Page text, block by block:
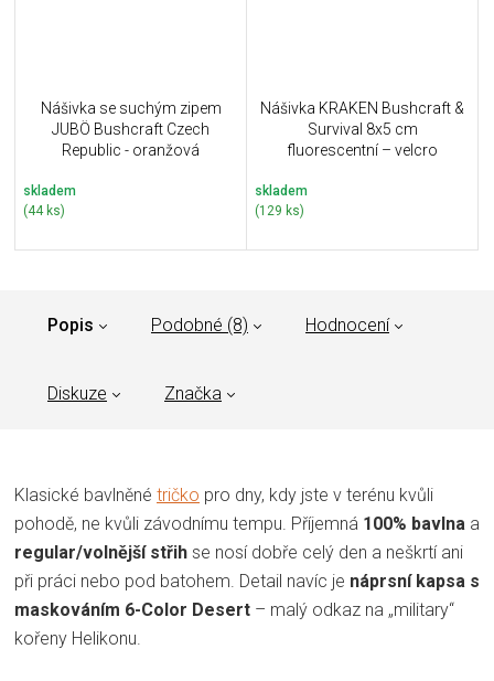
Nášivka se suchým zipem
JUBÖ Bushcraft Czech
Republic - oranžová
skladem
(44 ks)
Nášivka KRAKEN Bushcraft &
Survival 8x5 cm
fluorescentní – velcro
skladem
(129 ks)
Popis Podobné (8) Hodnocení
Diskuze Značka
Klasické bavlněné tričko pro dny, kdy jste v terénu kvůli
pohodě, ne kvůli závodnímu tempu. Příjemná 100% bavlna a
regular/volnější střih se nosí dobře celý den a neškrtí ani
při práci nebo pod batohem. Detail navíc je náprsní kapsa s
maskováním 6-Color Desert – malý odkaz na „military“
kořeny Helikonu.